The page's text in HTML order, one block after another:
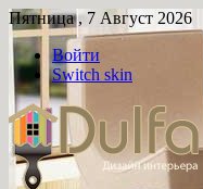
Пятница , 7 Август 2026
Войти
Switch skin